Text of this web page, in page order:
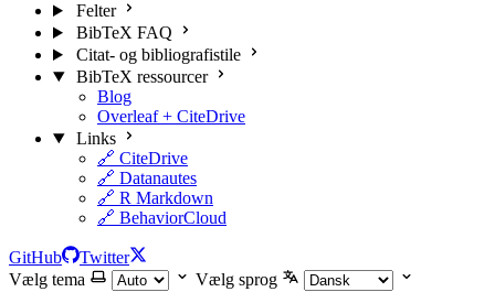
Felter
BibTeX FAQ
Citat- og bibliografistile
BibTeX ressourcer
Blog
Overleaf + CiteDrive
Links
🔗 CiteDrive
🔗 Datanautes
🔗 R Markdown
🔗 BehaviorCloud
GitHub
Twitter
Vælg tema
Vælg sprog